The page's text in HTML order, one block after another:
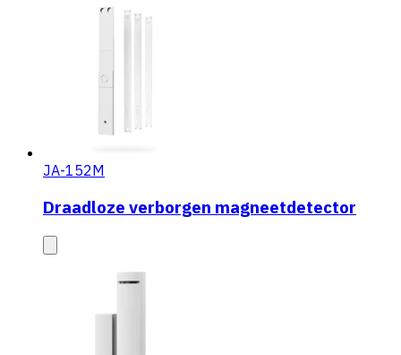
JA-152M
Draadloze verborgen magneetdetector